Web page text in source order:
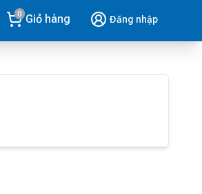
0 Giỏ hàng Đăng nhập